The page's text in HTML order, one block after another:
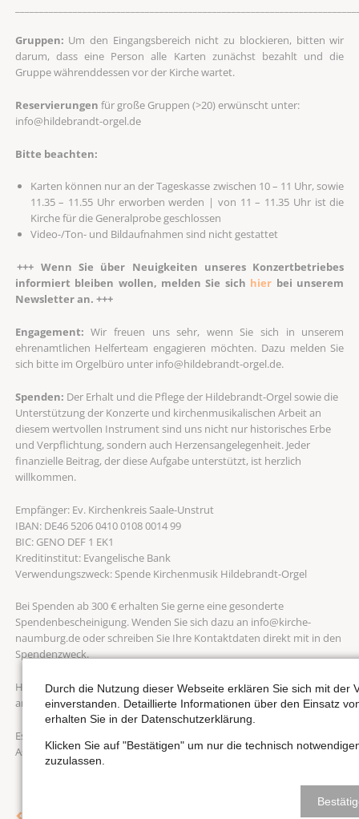
Gruppen: Um den Eingangsbereich nicht zu blockieren, bitten wir
darum, dass eine Person alle Karten zunächst bezahlt und die
Gruppe währenddessen vor der Kirche wartet.
Reservierungen für große Gruppen (>20) erwünscht unter:
info@hildebrandt-orgel.de
Bitte beachten:
Karten können nur an der Tageskasse zwischen 10 – 11 Uhr, sowie
11.35 – 11.55 Uhr erworben werden | von 11 – 11.35 Uhr ist die
Kirche für die Generalprobe geschlossen
Video-/Ton- und Bildaufnahmen sind nicht gestattet
+++ Wenn Sie über Neuigkeiten unseres Konzertbetriebes
informiert bleiben wollen, melden Sie sich hier bei unserem
Newsletter an. +++
Engagement: Wir freuen uns sehr, wenn Sie sich in unserem
ehrenamtlichen Helferteam engagieren möchten. Dazu melden Sie
sich bitte im Orgelbüro unter info@hildebrandt-orgel.de.
Spenden: Der Erhalt und die Pflege der Hildebrandt-Orgel sowie die
Unterstützung der Konzerte und kirchenmusikalischen Arbeit an
diesem wertvollen Instrument sind uns nicht nur historisches Erbe
und Verpflichtung, sondern auch Herzensangelegenheit. Jeder
finanzielle Beitrag, der diese Aufgabe unterstützt, ist herzlich
willkommen.
Empfänger: Ev. Kirchenkreis Saale-Unstrut
IBAN: DE46 5206 0410 0108 0014 99
BIC: GENO DEF 1 EK1
Kreditinstitut: Evangelische Bank
Verwendungszweck: Spende Kirchenmusik Hildebrandt-Orgel
Bei Spenden ab 300 € erhalten Sie gerne eine gesonderte
Spendenbescheinigung. Wenden Sie sich dazu an info@kirche-
naumburg.de oder schreiben Sie Ihre Kontaktdaten direkt mit in den
Spendenzweck.
Haben Sie herzlichen Dank für Ihre Unterstützung und Ihr Interesse
an der Hildebrandt-Orgel!
Es grüßen herzlich – Ihr Wenzelsorganist Nicolas Berndt und
Assistenzorganisten Mirjam Laetitia Haag
Durch die Nutzung dieser Webseite erklären Sie sich mit der
einverstanden. Detaillierte Informationen über den Einsatz
erhalten Sie in der Datenschutzerklärung.
Klicken Sie auf "Bestätigen" um nur die technisch
zuzulassen.